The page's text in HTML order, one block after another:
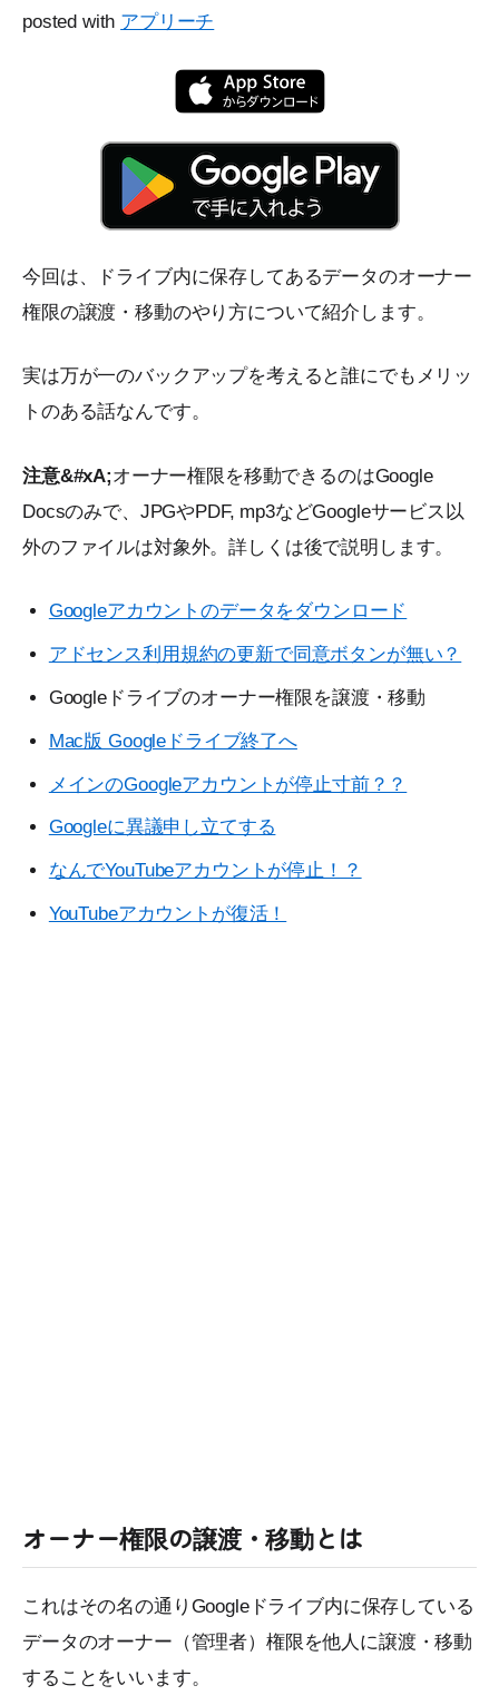
posted with アプリーチ
今回は、ドライブ内に保存してあるデータのオーナー
権限の譲渡・移動のやり方について紹介します。
実は万が一のバックアップを考えると誰にでもメリッ
トのある話なんです。
注意&#xA;オーナー権限を移動できるのはGoogle
Docsのみで、JPGやPDF, mp3などGoogleサービス以
外のファイルは対象外。詳しくは後で説明します。
Googleアカウントのデータをダウンロード
アドセンス利用規約の更新で同意ボタンが無い？
Googleドライブのオーナー権限を譲渡・移動
Mac版 Googleドライブ終了へ
メインのGoogleアカウントが停止寸前？？
Googleに異議申し立てする
なんでYouTubeアカウントが停止！？
YouTubeアカウントが復活！
オーナー権限の譲渡・移動とは
これはその名の通りGoogleドライブ内に保存している
データのオーナー（管理者）権限を他人に譲渡・移動
することをいいます。